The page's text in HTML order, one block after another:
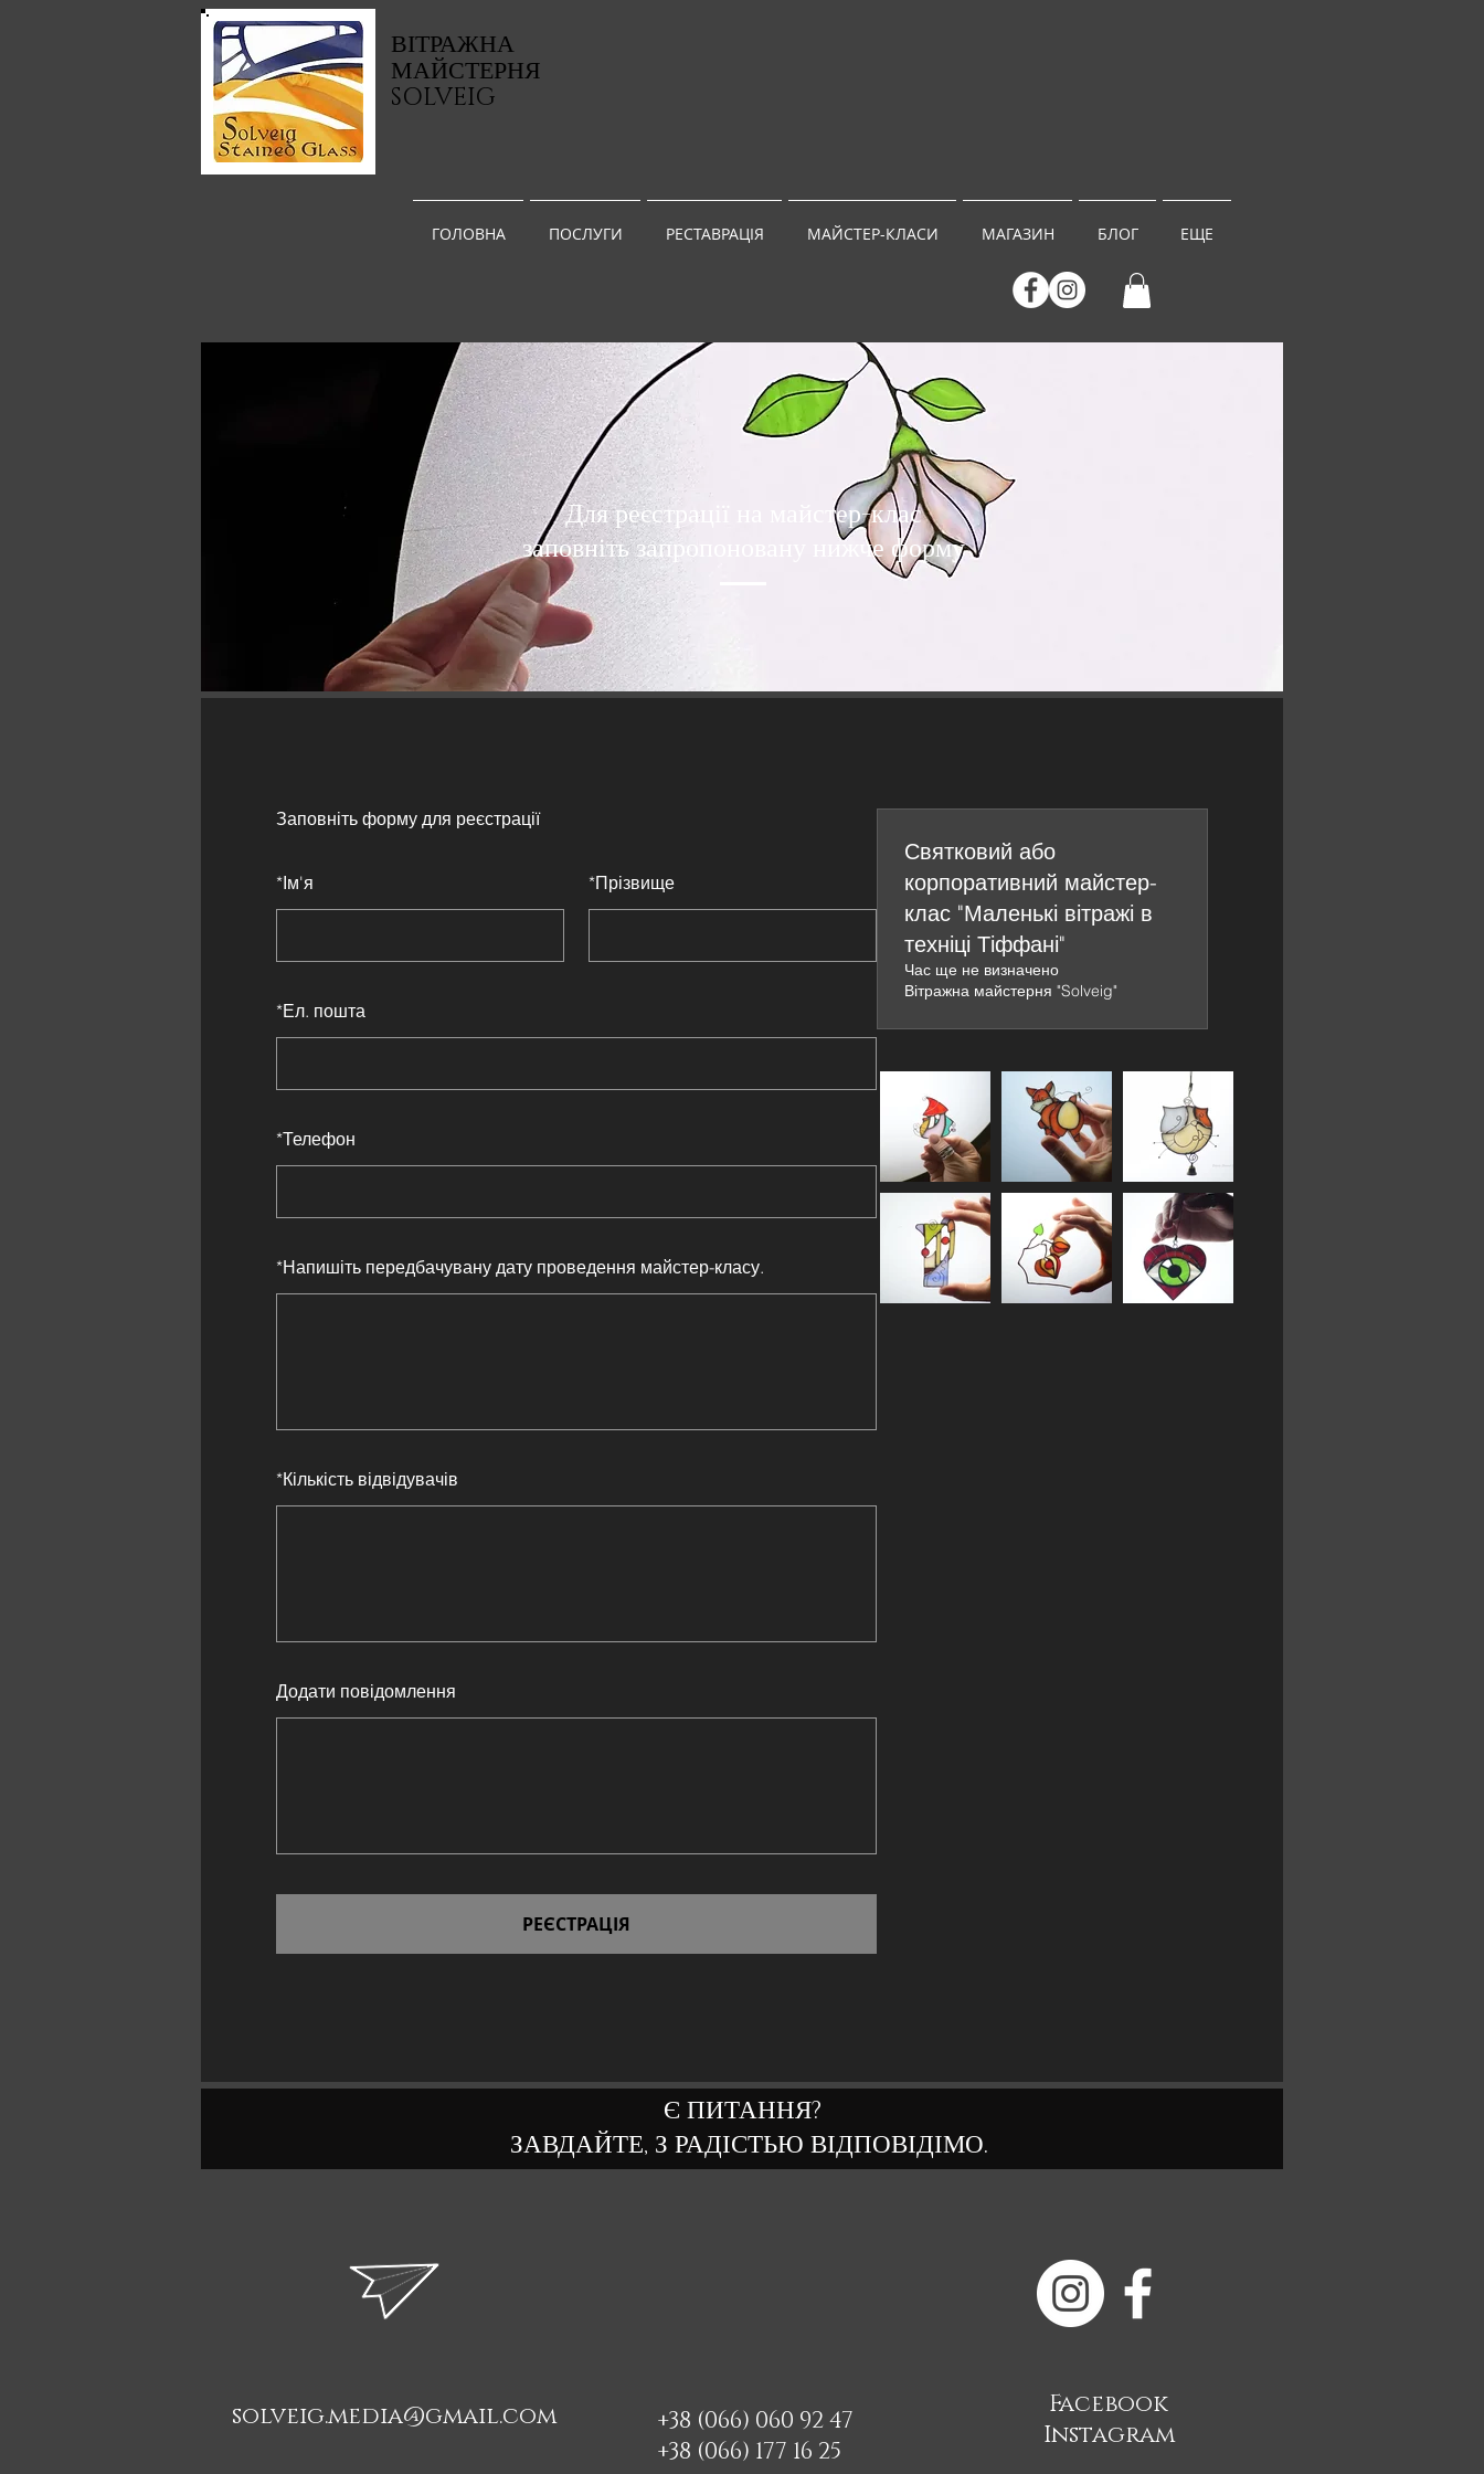
ВІТРАЖНА
МАЙСТЕРНЯ
SOLVEIG
ГОЛОВНА ПОСЛУГИ РЕСТАВРАЦІЯ МАЙСТЕР-КЛАСИ МАГАЗИН БЛОГ ЕЩЕ
Для реєстрації на майстер-клас
заповніть запропоновану нижче форму
Заповніть форму для реєстрації
*Ім'я *Прізвище
*Ел. пошта
*Телефон
*Напишіть передбачувану дату проведення майстер-класу.
*Кількість відвідувачів
Додати повідомлення
РЕЄСТРАЦІЯ
Святковий або
корпоративний майстер-
клас "Маленькі вітражі в
техніці Тіффані"
Час ще не визначено
Вітражна майстерня "Solveig"
Є ПИТАННЯ?
ЗАВДАЙТЕ, З РАДІСТЬЮ ВІДПОВІДІМО.
solveig.media@gmail.com
+38 (066) 060 92 47
+38 (066) 177 16 25
Facebook
Instagram